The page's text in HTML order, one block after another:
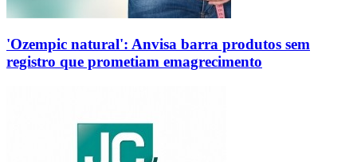
'Ozempic natural': Anvisa barra produtos sem
registro que prometiam emagrecimento